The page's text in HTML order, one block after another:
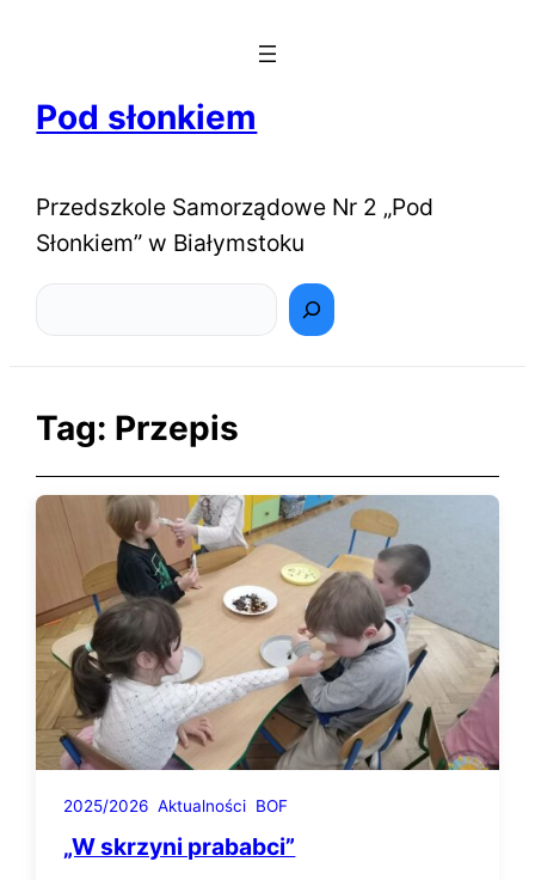
Pod słonkiem
Przedszkole Samorządowe Nr 2 „Pod
Słonkiem” w Białymstoku
Tag: Przepis
2025/2026 Aktualności BOF
„W skrzyni prababci”